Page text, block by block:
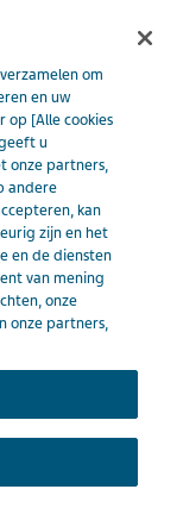
heb je AJOVY
in het
om
en uw
op [Alle cookies
u
onze partners,
andere
kan
zijn en het
en de diensten
van mening
onze
onze partners,